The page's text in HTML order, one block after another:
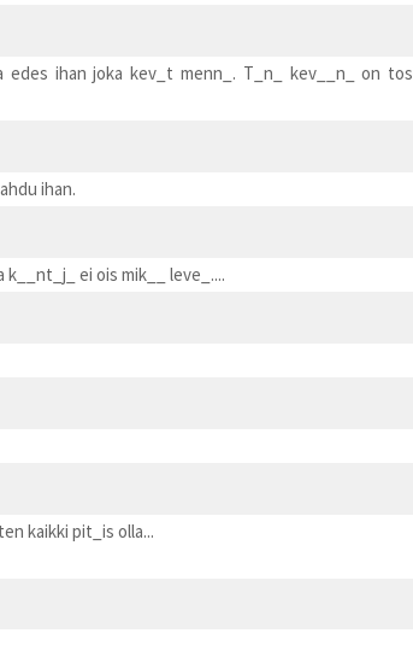
ihan joka kev_t menn_. T_n_ kev__n_ on
ihan.
ei ois mik__ leve_....
kaikki pit_is olla...